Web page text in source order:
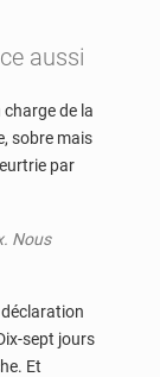
aussi
de la
sobre mais
par
Nous
sept jours
Et